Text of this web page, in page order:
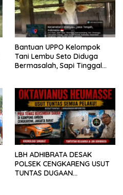
Bantuan UPPO Kelompok
Tani Lembu Seto Diduga
Bermasalah, Sapi Tinggal
LBH ADHIBRATA DESAK
POLSEK CENGKARENG USUT
TUNTAS DUGAAN